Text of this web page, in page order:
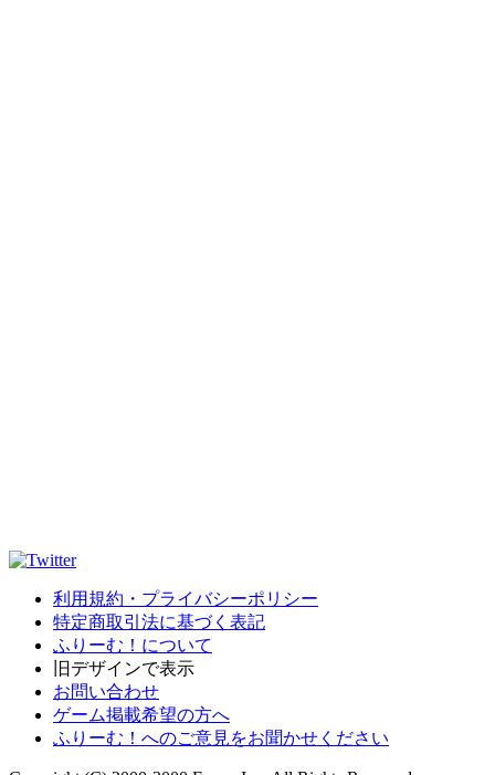
利用規約・プライバシーポリシー
特定商取引法に基づく表記
ふりーむ！について
旧デザインで表示
お問い合わせ
ゲーム掲載希望の方へ
ふりーむ！へのご意見をお聞かせください